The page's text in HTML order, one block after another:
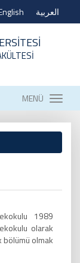
العربية
MENÜ
1989
olarak
bölümü olmak